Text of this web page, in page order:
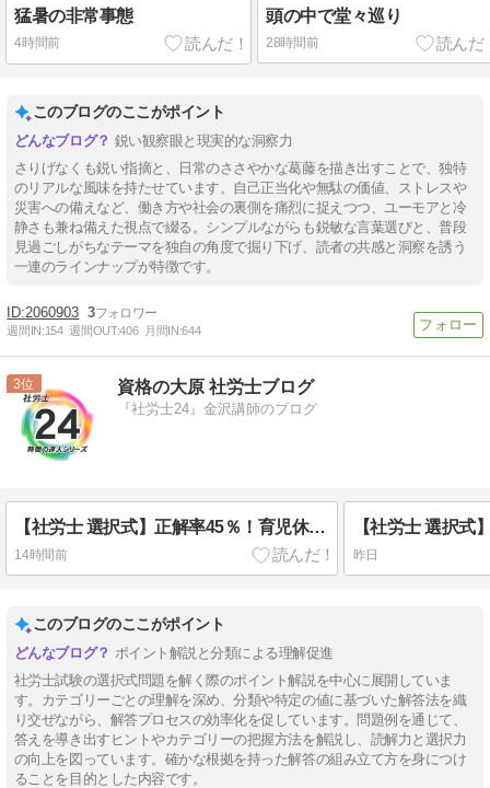
猛暑の非常事態
4時間前
頭の中で堂々巡り
28時間前
このブログのここがポイント
鋭い観察眼と現実的な洞察力
さりげなくも鋭い指摘と、日常のささやかな葛藤を描き出すことで、独特
のリアルな風味を持たせています。自己正当化や無駄の価値、ストレスや
災害への備えなど、働き方や社会の裏側を痛烈に捉えつつ、ユーモアと冷
静さも兼ね備えた視点で綴る。シンプルながらも鋭敏な言葉選びと、普段
見過ごしがちなテーマを独自の角度で掘り下げ、読者の共感と洞察を誘う
一連のラインナップが特徴です。
2060903 3
週間IN:154 週間OUT:406 月間IN:644
3 資格の大原 社労士ブログ
『社労士24』金沢講師のブログ
【社労士 選択式】正解率45％！育児休業等期間中の免除【健保】
14時間前 昨日
このブログのここがポイント
ポイント解説と分類による理解促進
社労士試験の選択式問題を解く際のポイント解説を中心に展開していま
す。カテゴリーごとの理解を深め、分類や特定の値に基づいた解答法を織
り交ぜながら、解答プロセスの効率化を促しています。問題例を通じて、
答えを導き出すヒントやカテゴリーの把握方法を解説し、読解力と選択力
の向上を図っています。確かな根拠を持った解答の組み立て方を身につけ
ることを目的とした内容です。